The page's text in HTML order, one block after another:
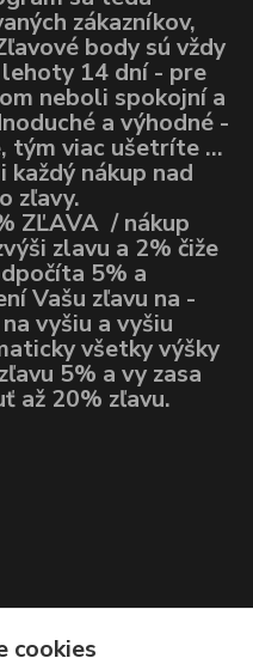
zákazníkov,
body sú vždy
14 dní - pre
neboli spokojní a
a výhodné -
tým viac ušetríte ...
nákup nad
zľavy.
ZĽAVA / nákup
zlavu a 2% čiže
5% a
Vašu zľavu na -
vyšiu a vyšiu
všetky výšky
5% a vy zasa
až 20% zľavu.
cookies